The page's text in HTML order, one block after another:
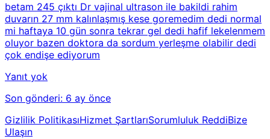
betam 245 çıktı Dr vajinal ultrason ile bakildi rahim
duvarın 27 mm kalınlaşmış kese goremedim dedi normal
mi haftaya 10 gün sonra tekrar gel dedi hafif lekelenmem
oluyor bazen doktora da sordum yerleşme olabilir dedi
çok endişe ediyorum
Yanıt yok
Son gönderi: 6 ay önce
Gizlilik PolitikasıHizmet ŞartlarıSorumluluk ReddiBize
Ulaşın